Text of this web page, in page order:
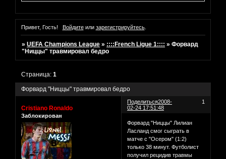
Привет, Гость! Войдитеили зарегистрируйтесь.
»UEFA Champions League » ::::French Ligue 1:::: »Форвард
"Ниццы" травмировал бедро
Форвард "Ниццы" травмировал бедро
Страница:1
Поделиться 1
2008-
02-24 17:51:48
Cristiano Ronaldo
Заблокирован
Форвард "Ниццы" Лилиан
Ласланд смог сыграть в
матче с "Осером" (1:2)
только 38 минут. Футболист
получил рецидив травмы